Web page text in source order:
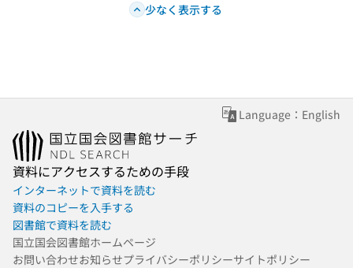
少なく表示する
Language：English
資料にアクセスするための手段
インターネットで資料を読む
資料のコピーを入手する
図書館で資料を読む
国立国会図書館ホームページ
お問い合わせお知らせプライバシーポリシーサイトポリシー